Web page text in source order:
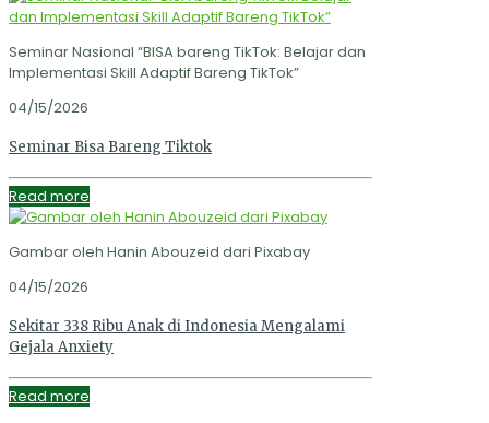
Seminar Nasional “BISA bareng TikTok: Belajar dan
Implementasi Skill Adaptif Bareng TikTok”
04/15/2026
Seminar Bisa Bareng Tiktok
Read more
Gambar oleh Hanin Abouzeid dari Pixabay
04/15/2026
Sekitar 338 Ribu Anak di Indonesia Mengalami
Gejala Anxiety
Read more